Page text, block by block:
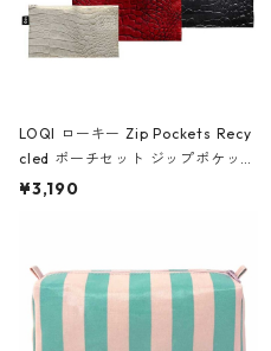
LOQI ローキー Zip Pockets Recy
cled ポーチセット ジップポケット
ファスナーポーチ 撥水加工 トラベ
ーガンディー、オフホワイト
¥3,190